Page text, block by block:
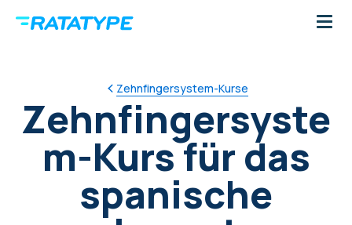
Zehnfingersystem-Kurse
Zehnfingersyste
m-Kurs für das
spanische